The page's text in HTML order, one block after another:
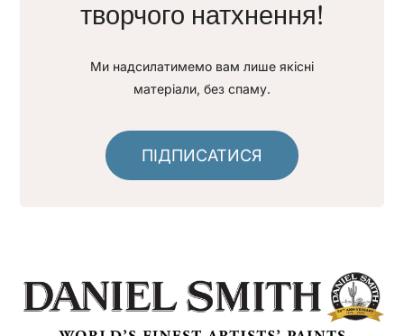
творчого натхнення!
Ми надсилатимемо вам лише якісні
матеріали, без спаму.
ПІДПИСАТИСЯ